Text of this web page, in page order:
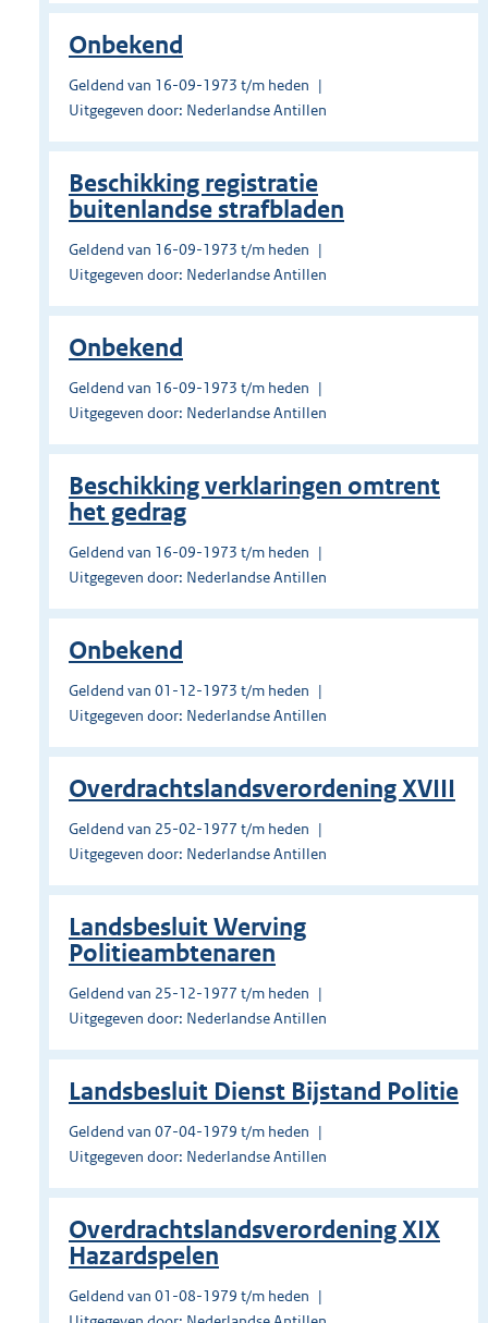
Onbekend
Geldend van 16-09-1973 t/m heden
Uitgegeven door: Nederlandse Antillen
Beschikking registratie
buitenlandse strafbladen
Geldend van 16-09-1973 t/m heden
Uitgegeven door: Nederlandse Antillen
Onbekend
Geldend van 16-09-1973 t/m heden
Uitgegeven door: Nederlandse Antillen
Beschikking verklaringen omtrent
het gedrag
Geldend van 16-09-1973 t/m heden
Uitgegeven door: Nederlandse Antillen
Onbekend
Geldend van 01-12-1973 t/m heden
Uitgegeven door: Nederlandse Antillen
Overdrachtslandsverordening XVIII
Geldend van 25-02-1977 t/m heden
Uitgegeven door: Nederlandse Antillen
Landsbesluit Werving
Politieambtenaren
Geldend van 25-12-1977 t/m heden
Uitgegeven door: Nederlandse Antillen
Landsbesluit Dienst Bijstand Politie
Geldend van 07-04-1979 t/m heden
Uitgegeven door: Nederlandse Antillen
Overdrachtslandsverordening XIX
Hazardspelen
Geldend van 01-08-1979 t/m heden